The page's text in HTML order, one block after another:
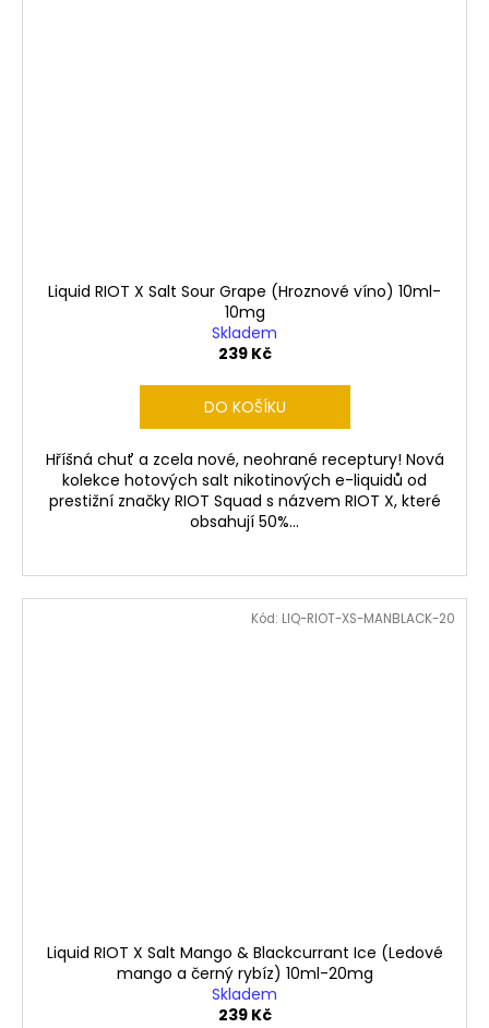
Liquid RIOT X Salt Sour Grape (Hroznové víno) 10ml-
10mg
Skladem
239 Kč
DO KOŠÍKU
Hříšná chuť a zcela nové, neohrané receptury! Nová
kolekce hotových salt nikotinových e-liquidů od
prestižní značky RIOT Squad s názvem RIOT X, které
obsahují 50%...
Liquid RIOT X Salt Mango & Blackcurrant Ice (Ledové
mango a černý rybíz) 10ml-20mg
Skladem
239 Kč
Kód: LIQ-RIOT-XS-MANBLACK-20